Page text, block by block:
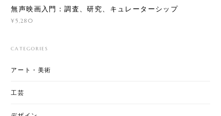
無声映画入門：調査、研究、キュレーターシップ
¥5,280
CATEGORIES
アート・美術
工芸